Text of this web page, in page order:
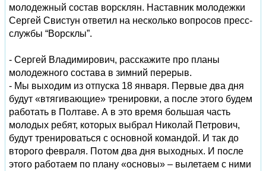
молодежный состав ворсклян. Наставник молодежки
Сергей Свистун ответил на несколько вопросов пресс-
службы “Ворсклы”.
- Сергей Владимирович, расскажите про планы
молодежного состава в зимний перерыв.
- Мы выходим из отпуска 18 января. Первые два дня
будут «втягивающие» тренировки, а после этого будем
работать в Полтаве. А в это время большая часть
молодых ребят, которых выбрал Николай Петрович,
будут тренироваться с основной командой. И так до
второго февраля. Потом два дня выходных. И после
этого работаем по плану «основы» – вылетаем с ними